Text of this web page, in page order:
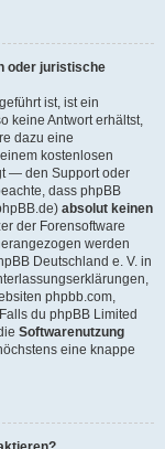
oder juristische
ist, ist ein
keine Antwort erhältst,
dazu eine
kostenlosen
— den Support oder
dass phpBB
absolut keinen
der Forensoftware
werden
Deutschland e. V. in
phpbb.com,
du phpBB Limited
Softwarenutzung
eine knappe